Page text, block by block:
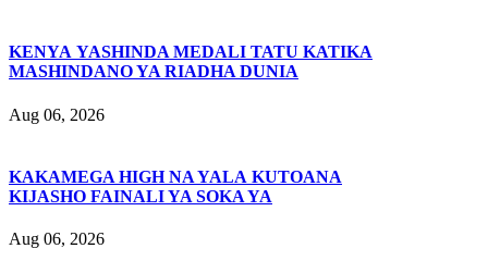
KENYA YASHINDA MEDALI TATU KATIKA
MASHINDANO YA RIADHA DUNIA
Aug 06, 2026
KAKAMEGA HIGH NA YALA KUTOANA
KIJASHO FAINALI YA SOKA YA
Aug 06, 2026